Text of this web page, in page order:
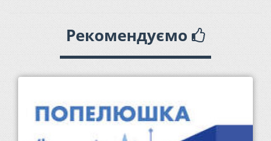
Рекомендуємо